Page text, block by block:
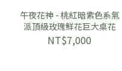
午夜花神 - 桃紅暗紫色系氣
派頂級玫瑰鮮花巨大桌花
NT$7,000